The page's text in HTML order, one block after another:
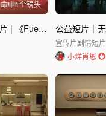
命中1个镜头
CGI 3D 动画短片 | 《Fuelled》 | 寻凶复仇记
宣传片剧情短片
小烊肖恩